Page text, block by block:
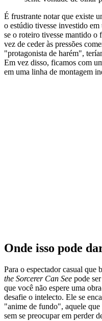
É frustrante notar que existe
o estúdio tivesse investido
se o roteiro tivesse mantido o
vez de ceder às pressões
"protagonista de harém",
Em vez disso, ficamos com
em uma linha de montagem
Onde isso pode
Para o espectador casual que
the Sorcerer Can See pode
que você não espere uma
desafie o intelecto. Ele se
"anime de fundo", aquele que
sem se preocupar em perder